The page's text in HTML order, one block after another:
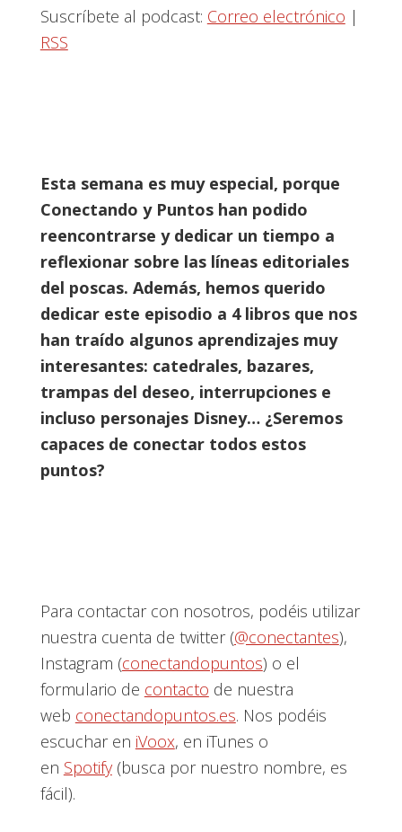
Suscríbete al podcast: Correo electrónico |
RSS
Esta semana es muy especial, porque
Conectando y Puntos han podido
reencontrarse y dedicar un tiempo a
reflexionar sobre las líneas editoriales
del poscas. Además, hemos querido
dedicar este episodio a 4 libros que nos
han traído algunos aprendizajes muy
interesantes: catedrales, bazares,
trampas del deseo, interrupciones e
incluso personajes Disney… ¿Seremos
capaces de conectar todos estos
puntos?
Para contactar con nosotros, podéis utilizar
nuestra cuenta de twitter (@conectantes),
Instagram (conectandopuntos) o el
formulario de contacto de nuestra
web conectandopuntos.es. Nos podéis
escuchar en iVoox, en iTunes o
en Spotify(busca por nuestro nombre, es
fácil).